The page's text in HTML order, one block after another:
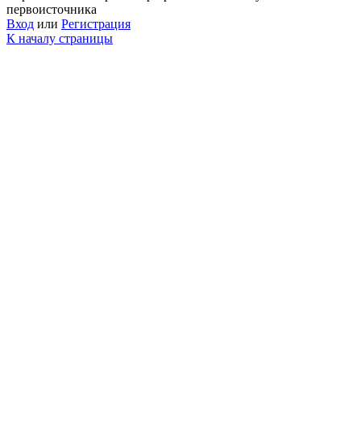
первоисточника
Вход или Регистрация
К началу страницы